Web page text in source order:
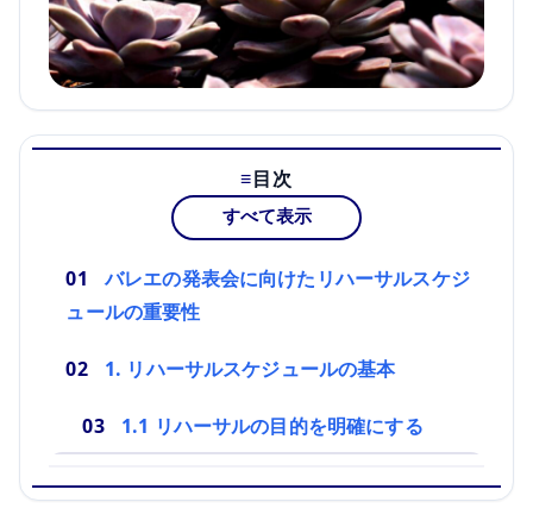
目次
すべて表示
バレエの発表会に向けたリハーサルスケジ
ュールの重要性
1. リハーサルスケジュールの基本
1.1 リハーサルの目的を明確にする